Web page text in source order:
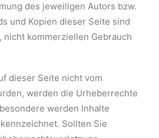
des jeweiligen Autors bzw.
und Kopien dieser Seite sind
nicht kommerziellen Gebrauch
dieser Seite nicht vom
werden die Urheberrechte
werden Inhalte
Sollten Sie